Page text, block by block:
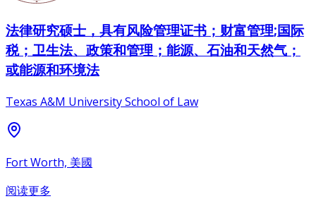
法律研究硕士，具有风险管理证书；财富管理;国际
税；卫生法、政策和管理；能源、石油和天然气；
或能源和环境法
Texas A&M University School of Law
Fort Worth, 美國
阅读更多